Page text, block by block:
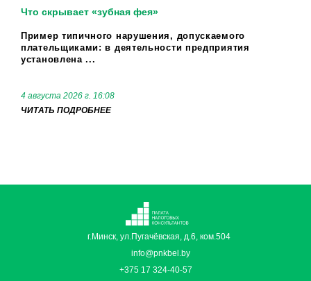
Что скрывает «зубная фея»
Пример типичного нарушения, допускаемого
плательщиками: в деятельности предприятия
установлена ...
4 августа 2026 г. 16:08
ЧИТАТЬ ПОДРОБНЕЕ
г.Минск, ул.Пугачёвская, д.6, ком.504
info@pnkbel.by
+375 17 324-40-57